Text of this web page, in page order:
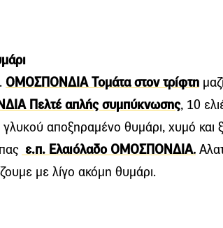
ΟΜΟΣΠΟΝΔΙΑ Τομάτα στον τρίφτη
Πελτέ απλής συμπύκνωσης, 10
αποξηραμένο θυμάρι, χυμό και
ε.π. Ελαιόλαδο ΟΜΟΣΠΟΝΔΙΑ.
με λίγο ακόμη θυμάρι.